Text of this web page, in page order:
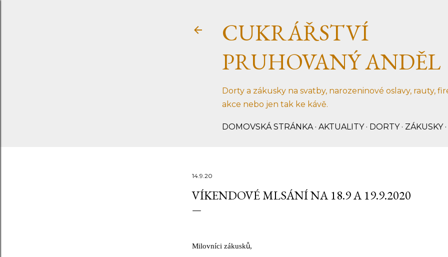
CUKRÁŘSTVÍ
PRUHOVANÝ ANDĚL
Dorty a zákusky na svatby, narozeninové oslavy, rauty,
akce nebo jen tak ke kávě.
DOMOVSKÁ STRÁNKA AKTUALITY DORTY ZÁKUSKY
14.9.20
VÍKENDOVÉ MLSÁNÍ NA 18.9 A 19.9.2020
Milovníci zákusků,